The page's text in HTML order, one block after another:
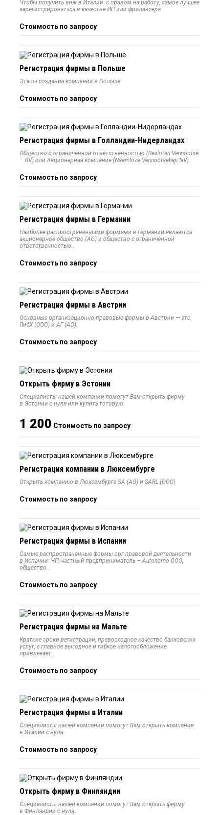
Чтобы получить внж в Италии с правом на работу, самое лучшее
зарегистрироваться в качестве ИП или фрилансера
Стоимость по запросу
Регистрация фирмы в Польше
Этапы создания компании в Польше
Стоимость по запросу
Регистрация фирмы в Голландии-Нидерландах
Общество с ограниченной ответственностью (Besloten Vennootse
– BV) или Акционерная компания (Naamloze Vennootsehap NV)
Стоимость по запросу
Регистрация фирмы в Германии
Наиболее распространенными формами в Германии являются
акционерное общество (AG) и общество с ограниченной
ответственностью…
Стоимость по запросу
Регистрация фирмы в Австрии
Основные организационно-правовые формы в Австрии — это
ГмбХ (ООО) и АГ (АО).
Стоимость по запросу
Открыть фирму в Эстонии
Специалисты нашей компании помогут Вам открыть фирму
в Эстонии с нуля или купить готовую.
1 200 Стоимость по запросу
Регистрация компании в Люксембурге
Открыть компанию в Люксембурге SA (АО) и SARL (ООО)
Стоимость по запросу
Регистрация фирмы в Испании
Самые распространенные формы орг-правовой деятельности
в Испании: ЧП, частный предприниматель – Autonomo ООО,
общество…
Стоимость по запросу
Регистрация фирмы на Мальте
Краткие сроки регистрации, превосходное качество банковских
услуг, а главное выгодное и гибкое налогообложение
привлекает…
Стоимость по запросу
Регистрация фирмы в Италии
Специалисты нашей компании помогут Вам открыть компания
в Италии с нуля.
Стоимость по запросу
Открыть фирму в Финляндии
Специалисты нашей компании помогут Вам открыть фирму
в Финляндии с нуля.